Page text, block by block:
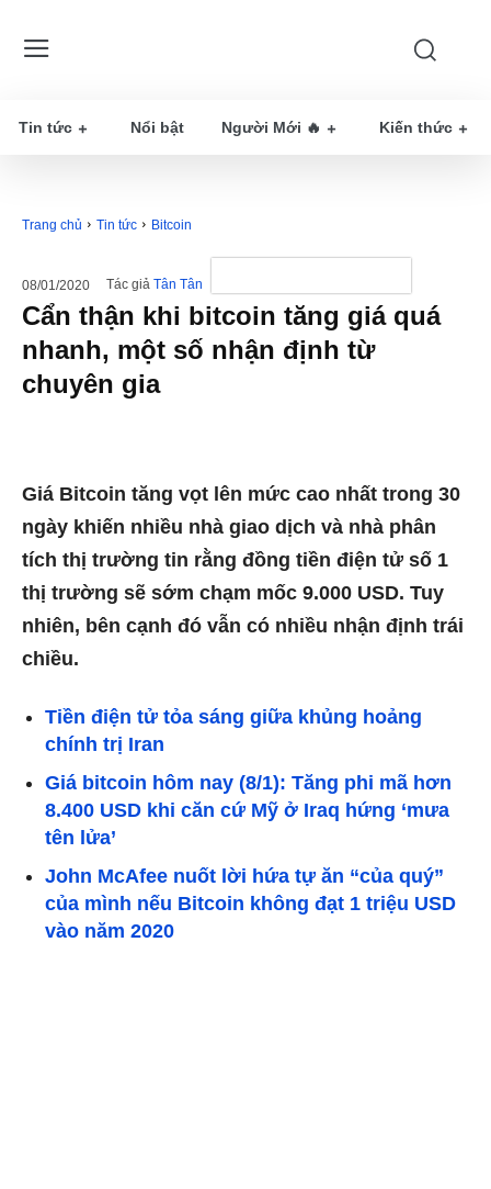
Tin tức Nổi bật Người Mới 🔥 Kiến thức
Trang chủ Tin tức Bitcoin
08/01/2020 Tác giả Tân Tân
Cẩn thận khi bitcoin tăng giá quá
nhanh, một số nhận định từ
chuyên gia
Giá Bitcoin tăng vọt lên mức cao nhất trong 30
ngày khiến nhiều nhà giao dịch và nhà phân
tích thị trường tin rằng đồng tiền điện tử số 1
thị trường sẽ sớm chạm mốc 9.000 USD. Tuy
nhiên, bên cạnh đó vẫn có nhiều nhận định trái
chiều.
Tiền điện tử tỏa sáng giữa khủng hoảng
chính trị Iran
Giá bitcoin hôm nay (8/1): Tăng phi mã hơn
8.400 USD khi căn cứ Mỹ ở Iraq hứng ‘mưa
tên lửa’
John McAfee nuốt lời hứa tự ăn “của quý”
của mình nếu Bitcoin không đạt 1 triệu USD
vào năm 2020